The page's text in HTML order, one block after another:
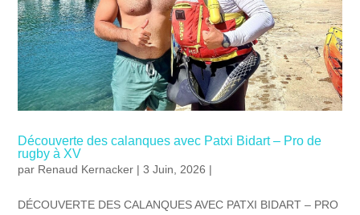
Découverte des calanques avec Patxi Bidart – Pro de
rugby à XV
par Renaud Kernacker | 3 Juin, 2026 |
DÉCOUVERTE DES CALANQUES AVEC PATXI BIDART – PRO